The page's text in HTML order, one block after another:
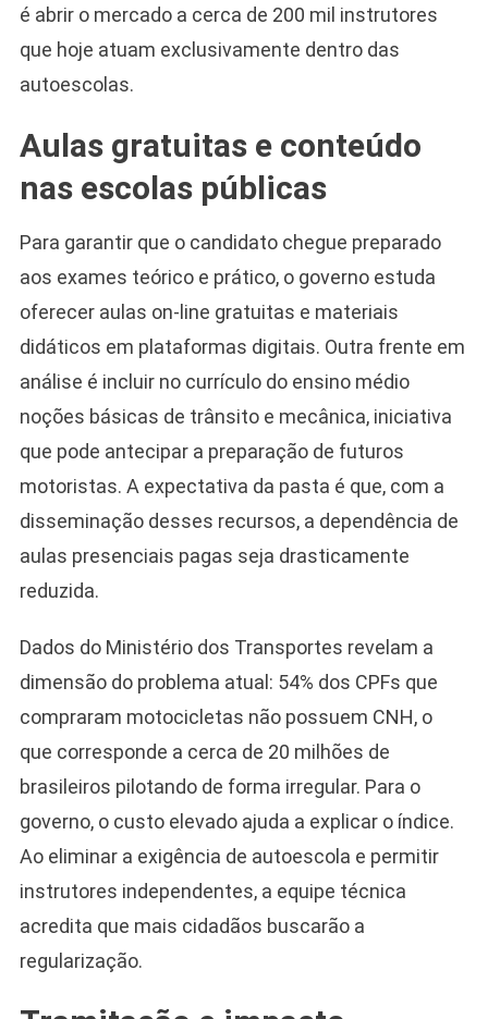
é abrir o mercado a cerca de 200 mil instrutores
que hoje atuam exclusivamente dentro das
autoescolas.
Aulas gratuitas e conteúdo
nas escolas públicas
Para garantir que o candidato chegue preparado
aos exames teórico e prático, o governo estuda
oferecer aulas on-line gratuitas e materiais
didáticos em plataformas digitais. Outra frente em
análise é incluir no currículo do ensino médio
noções básicas de trânsito e mecânica, iniciativa
que pode antecipar a preparação de futuros
motoristas. A expectativa da pasta é que, com a
disseminação desses recursos, a dependência de
aulas presenciais pagas seja drasticamente
reduzida.
Dados do Ministério dos Transportes revelam a
dimensão do problema atual: 54% dos CPFs que
compraram motocicletas não possuem CNH, o
que corresponde a cerca de 20 milhões de
brasileiros pilotando de forma irregular. Para o
governo, o custo elevado ajuda a explicar o índice.
Ao eliminar a exigência de autoescola e permitir
instrutores independentes, a equipe técnica
acredita que mais cidadãos buscarão a
regularização.